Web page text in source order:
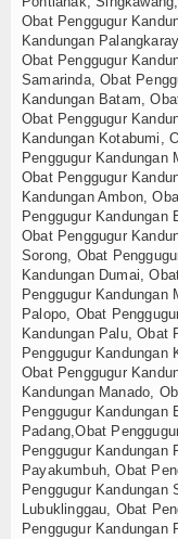
Obat Penggugur
Kandungan
Obat Penggugur
Samarinda, Obat
Kandungan Batam,
Obat Penggugur
Kandungan Kotabumi,
Penggugur Kandungan
Obat Penggugur
Kandungan Ambon,
Penggugur Kandungan
Obat Penggugur
Sorong, Obat
Kandungan Dumai,
Penggugur Kandungan
Palopo, Obat
Kandungan Palu, Obat
Penggugur Kandungan
Obat Penggugur
Kandungan Manado,
Penggugur Kandungan
Padang,Obat
Penggugur Kandungan
Payakumbuh, Obat
Penggugur Kandungan
Lubuklinggau, Obat
Penggugur Kandungan